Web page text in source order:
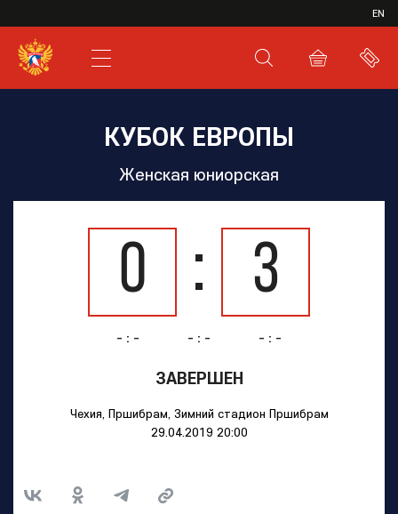
EN
XHL.RU
ВКС
КУБОК ЕВРОПЫ
Женская юниорская
0 3
- : - - : - - : -
ЗАВЕРШЕН
Чехия, Пршибрам, Зимний стадион Пршибрам
29.04.2019 20:00